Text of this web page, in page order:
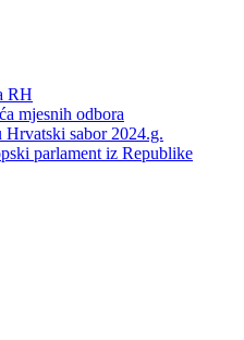
RH
mjesnih odbora
Hrvatski sabor 2024.g.
parlament iz Republike